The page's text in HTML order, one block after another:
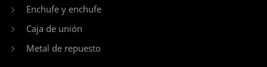
Enchufe y enchufe
Caja de unión
Metal de repuesto